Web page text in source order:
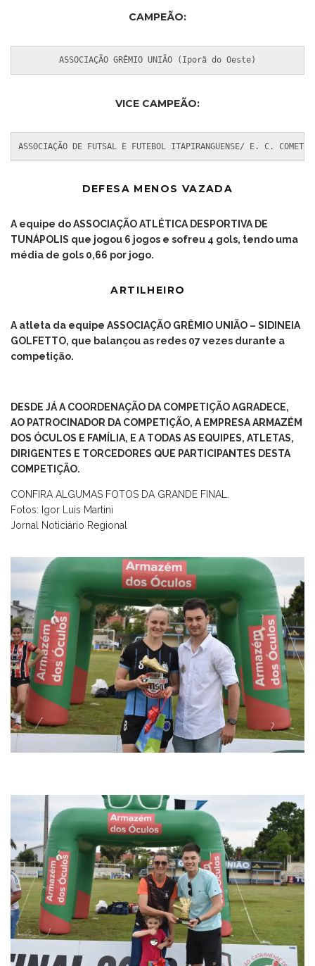
CAMPEÃO:
ASSOCIAÇÃO GRÊMIO UNIÃO (Iporã do Oeste)
VICE CAMPEÃO:
ASSOCIAÇÃO DE FUTSAL E FUTEBOL ITAPIRANGUENSE/ E. C.
DEFESA MENOS VAZADA
A equipe do ASSOCIAÇÃO ATLÉTICA DESPORTIVA DE
TUNÁPOLIS que jogou 6 jogos e sofreu 4 gols, tendo uma
média de gols 0,66 por jogo.
ARTILHEIRO
A atleta da equipe ASSOCIAÇÃO GRÊMIO UNIÃO – SIDINEIA
GOLFETTO, que balançou as redes 07 vezes durante a
competição.
DESDE JÁ A COORDENAÇÃO DA COMPETIÇÃO AGRADECE,
AO PATROCINADOR DA COMPETIÇÃO, A EMPRESA ARMAZÉM
DOS ÓCULOS E FAMÍLIA, E A TODAS AS EQUIPES, ATLETAS,
DIRIGENTES E TORCEDORES QUE PARTICIPANTES DESTA
COMPETIÇÃO.
CONFIRA ALGUMAS FOTOS DA GRANDE FINAL.
Fotos: Igor Luis Martini
Jornal Noticiário Regional